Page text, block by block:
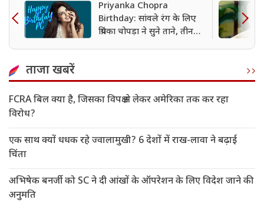
Priyanka Chopra
Birthday: सांवले रंग के लिए
प्रियंका चोपड़ा ने सुने ताने, तीन
ताजा खबरें
FCRA बिल क्या है, जिसका विपक्ष से लेकर अमेरिका तक कर रहा
विरोध?
एक साथ क्यों धधक रहे ज्वालामुखी? 6 देशों में राख-लावा ने बढ़ाई
चिंता
अभिषेक बनर्जी को SC ने दी आंखों के ऑपरेशन के लिए विदेश जाने की
अनुमति